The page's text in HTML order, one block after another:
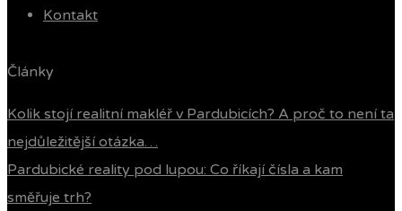
Kontakt
Články
Kolik stojí realitní makléř v Pardubicích? A proč to není ta
nejdůležitější otázka…
Pardubické reality pod lupou: Co říkají čísla a kam
směřuje trh?